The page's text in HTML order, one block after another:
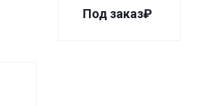
Под заказ₽